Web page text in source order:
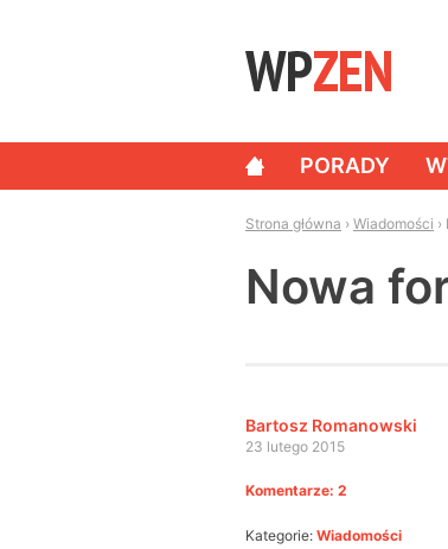
PORADY
Strona główna › Wiadomości ›
Nowa
Bartosz Romanowski
23 lutego 2015
Komentarze: 2
Kategorie: Wiadomości